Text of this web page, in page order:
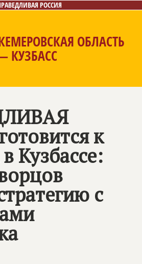
РОССИЯ
ОБЛАСТЬ
КУЗБАСС
Газета
к
Кузбассе:
с